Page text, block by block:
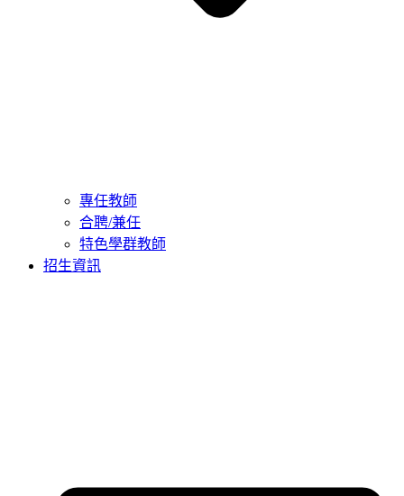
專任教師
合聘/兼任
特色學群教師
招生資訊